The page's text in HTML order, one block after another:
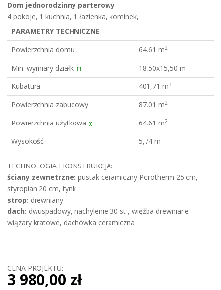
Dom jednorodzinny parterowy
4 pokoje, 1 kuchnia, 1 łazienka, kominek,
PARAMETRY TECHNICZNE
Powierzchnia domu
64,61 m2
Min. wymiary działki [i]
18,50x15,50 m
Kubatura
401,71 m3
Powierzchnia zabudowy 87,01 m2
Powierzchnia użytkowa [i] 64,61 m2
Wysokość 5,74 m
TECHNOLOGIA I KONSTRUKCJA:
ściany zewnetrzne: pustak ceramiczny Porotherm 25 cm,
styropian 20 cm, tynk
strop: drewniany
dach: dwuspadowy, nachylenie 30 st , więźba drewniane
wiązary kratowe, dachówka ceramiczna
CENA PROJEKTU:
3 980,00 zł